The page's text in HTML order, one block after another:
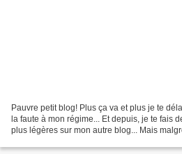
Pauvre petit blog! Plus ça va et plus je te
la faute à mon régime... Et depuis, je te fais
plus légères sur mon autre blog... Mais